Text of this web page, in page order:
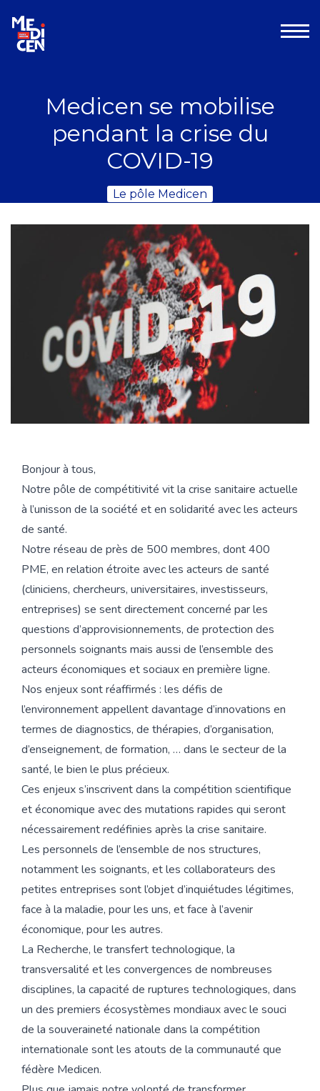
Medicen se mobilise
pendant la crise du
COVID-19
Le pôle Medicen
Bonjour à tous,
Notre pôle de compétitivité vit la crise sanitaire actuelle
à l’unisson de la société et en solidarité avec les acteurs
de santé.
Notre réseau de près de 500 membres, dont 400
PME, en relation étroite avec les acteurs de santé
(cliniciens, chercheurs, universitaires, investisseurs,
entreprises) se sent directement concerné par les
questions d’approvisionnements, de protection des
personnels soignants mais aussi de l’ensemble des
acteurs économiques et sociaux en première ligne.
Nos enjeux sont réaffirmés : les défis de
l’environnement appellent davantage d’innovations en
termes de diagnostics, de thérapies, d’organisation,
d’enseignement, de formation, … dans le secteur de la
santé, le bien le plus précieux.
Ces enjeux s’inscrivent dans la compétition scientifique
et économique avec des mutations rapides qui seront
nécessairement redéfinies après la crise sanitaire.
Les personnels de l’ensemble de nos structures,
notamment les soignants, et les collaborateurs des
petites entreprises sont l’objet d’inquiétudes légitimes,
face à la maladie, pour les uns, et face à l’avenir
économique, pour les autres.
La Recherche, le transfert technologique, la
transversalité et les convergences de nombreuses
disciplines, la capacité de ruptures technologiques, dans
un des premiers écosystèmes mondiaux avec le souci
de la souveraineté nationale dans la compétition
internationale sont les atouts de la communauté que
fédère Medicen.